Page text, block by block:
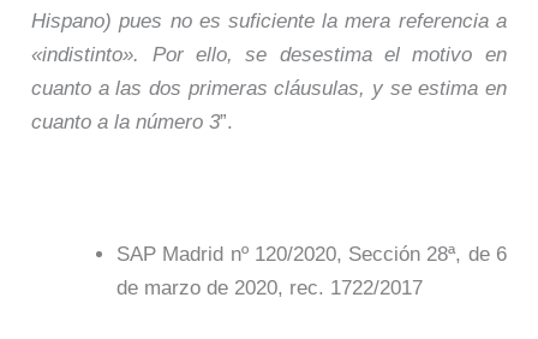
Hispano) pues no es suficiente la mera referencia a
«indistinto». Por ello, se desestima el motivo en
cuanto a las dos primeras cláusulas, y se estima en
cuanto a la número 3”.
SAP Madrid nº 120/2020, Sección 28ª, de 6
de marzo de 2020, rec. 1722/2017